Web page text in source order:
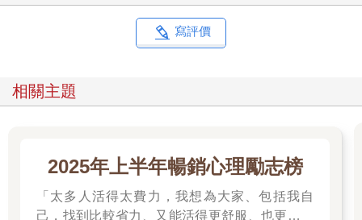
飯。
王將剩菜中惟一一塊牛肉夾給老伯。老伯吃下，感歎道：
「年輕人，你的筷子很溫暖呀。」
以讓老人感歎，而他卻從未體會到。 王感到心中的不滿和抑
豐盛的筵席，卻不懂得品嘗清粥小菜的美味；我們習慣歌頌豐功
眼的光彩，卻不曾發現自己錯過了多少微弱但卻溫暖的星火；我
寫評價
相關主題
2025年上半年暢銷心理勵志榜
「太多人活得太費力，我想為大家、包括我自
己，找到比較省力、又能活得更舒服、也更滿足